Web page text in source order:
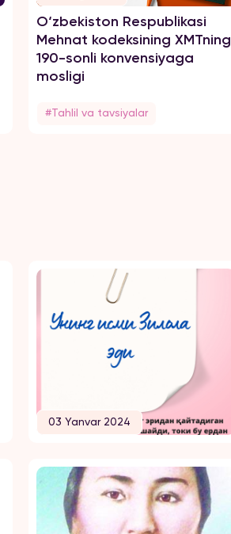
O‘zbekiston Respublikasi
Mehnat kodeksining XMTning
190-sonli konvensiyaga
mosligi
#Tahlil va tavsiyalar
03 Yanvar 2024